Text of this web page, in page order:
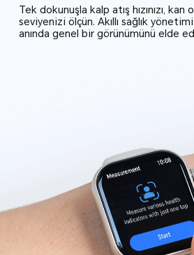
Tek dokunuşla kalp atış hızınızı,
seviyenizi ölçün. Akıllı sağlık yönetimi
anında genel bir görünümünü elde